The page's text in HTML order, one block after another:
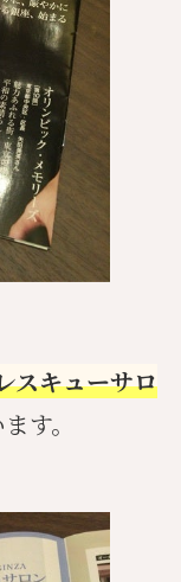
スキューサロ
す。